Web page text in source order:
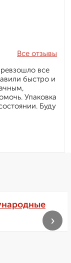
Все отзывы
все
быстро и
Упаковка
Буду
›